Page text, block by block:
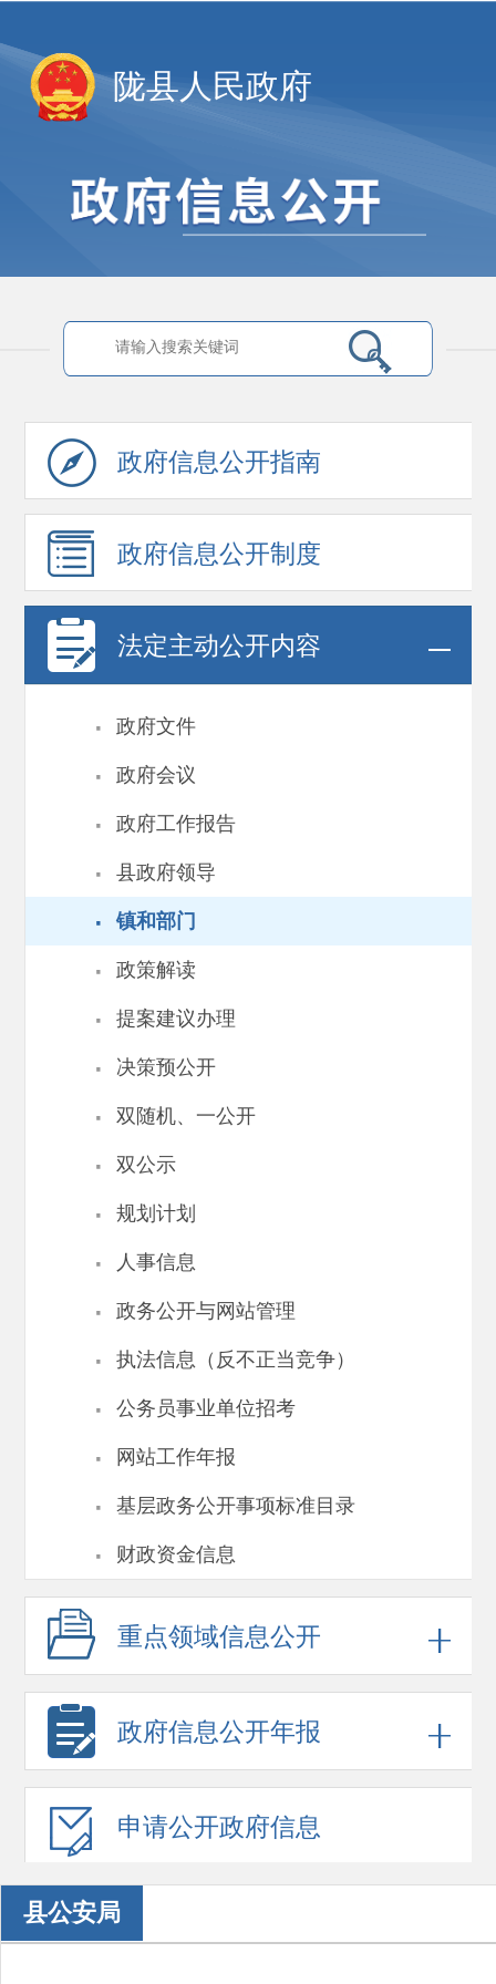
陇县人民政府
政府信息公开指南
政府信息公开制度
法定主动公开内容
· 政府文件
· 政府会议
· 政府工作报告
· 县政府领导
· 镇和部门
· 政策解读
· 提案建议办理
· 决策预公开
· 双随机、一公开
· 双公示
· 规划计划
· 人事信息
· 政务公开与网站管理
· 执法信息（反不正当竞争）
· 公务员事业单位招考
· 网站工作年报
· 基层政务公开事项标准目录
· 财政资金信息
重点领域信息公开
政府信息公开年报
申请公开政府信息
县公安局